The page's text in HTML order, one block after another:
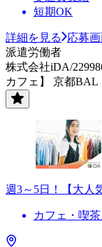
短期OK
詳細を見る
応募
派遣労働者
株式会社iDA/
カフェ】 京都BAL
週3～5日！【大
カフェ・喫